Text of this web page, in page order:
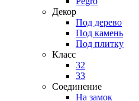
Декор
Под дерево
Под камень
Под плитку
Класс
32
33
Соединение
На замок